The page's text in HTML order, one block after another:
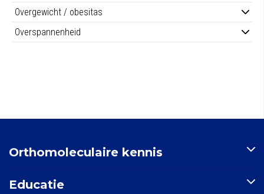
Overgewicht / obesitas
Overspannenheid
Orthomoleculaire kennis
Nutriënten-index
Educatie